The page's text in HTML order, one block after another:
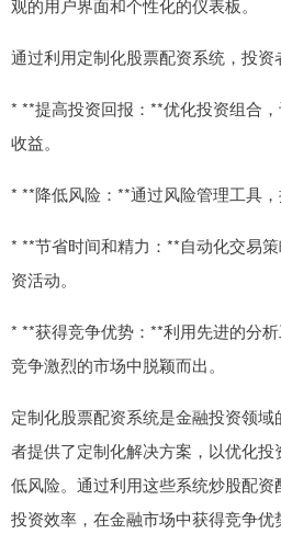
观的用户界面和个性化的仪表板。
通过利用定制化股票配资系统，投资
* **提高投资回报：**优化投资组合
收益。
* **降低风险：**通过风险管理工具，
* **节省时间和精力：**自动化交易
资活动。
* **获得竞争优势：**利用先进的分
竞争激烈的市场中脱颖而出。
定制化股票配资系统是金融投资领
者提供了定制化解决方案，以优化
低风险。通过利用这些系统炒股配
投资效率，在金融市场中获得竞争优